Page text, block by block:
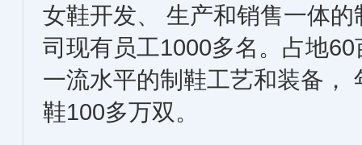
女鞋开发、 生产和销售一体的
司现有员工1000多名。占地
一流水平的制鞋工艺和装备，
鞋100多万双。